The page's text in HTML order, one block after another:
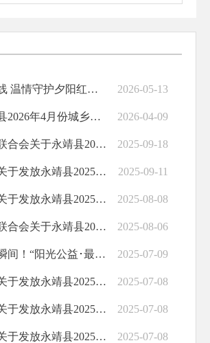
开标准化规范化
筑牢民生保障线 温情守护夕阳红——永靖县全力保障特困老年人幸福养老 2026-05-13
关于发放永靖县2026年4月份城乡居民最低生活保障金的公示 2026-04-09
永靖县残疾人联合会关于永靖县2025年困难重度残疾人家庭无障碍改造项目（东西部协作项目）完成情况的公示 2025-09-18
永靖县民政局关于发放永靖县2025年9月份城乡特困供养人员基本生活费和照料护理费的公示 2025-09-11
永靖县民政局关于发放永靖县2025年8月份城乡特困供养人员基本生活费和照料护理费的公示 2025-08-08
永靖县残疾人联合会关于永靖县2025年困难重度残疾人家庭无障碍改造项目（省列为民实事项目）完成情况的公示 2025-08-06
镜头定格幸福瞬间！“阳光公益･最美微笑”活动温暖川南社区老人心 2025-07-09
永靖县民政局关于发放永靖县2025年6月份临时救助资金的公示 2025-07-08
永靖县民政局关于发放永靖县2025年7月份城乡特困供养人员基本生活费和照料护理费的公示 2025-07-08
永靖县民政局关于发放永靖县2025年7月份城乡居民最低生活保障金的公示 2025-07-08